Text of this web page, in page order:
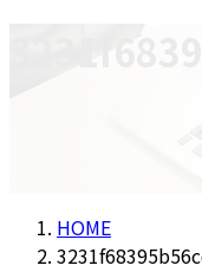
HOME